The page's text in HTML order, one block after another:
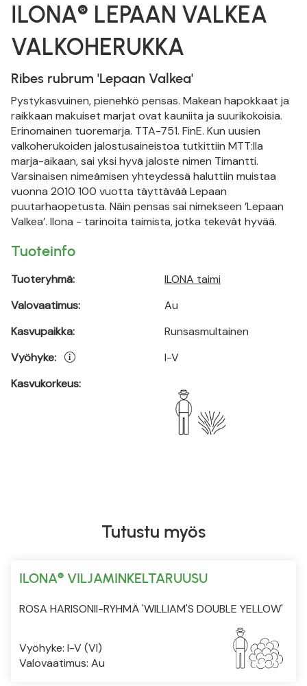
ILONA® LEPAAN VALKEA
VALKOHERUKKA
Ribes rubrum 'Lepaan Valkea'
Pystykasvuinen, pienehkö pensas. Makean hapokkaat ja
raikkaan makuiset marjat ovat kauniita ja suurikokoisia.
Erinomainen tuoremarja. TTA-751. FinE. Kun uusien
valkoherukoiden jalostusaineistoa tutkittiin MTT:lla
marja-aikaan, sai yksi hyvä jaloste nimen Timantti.
Varsinaisen nimeämisen yhteydessä haluttiin muistaa
vuonna 2010 100 vuotta täyttävää Lepaan
puutarhaopetusta. Näin pensas sai nimekseen ’Lepaan
Valkea’. Ilona - tarinoita taimista, jotka tekevät hyvää.
Tuoteinfo
Tuoteryhmä:
Valovaatimus:
Kasvupaikka:
Vyöhyke:
Kasvukorkeus:
ILONA taimi
Au
Runsasmultainen
I-V
Tutustu myös
ILONA® VILJAMINKELTARUUSU
ROSA HARISONII-RYHMÄ 'WILLIAM'S DOUBLE YELLOW'
Vyöhyke: I-V (VI)
Valovaatimus: Au